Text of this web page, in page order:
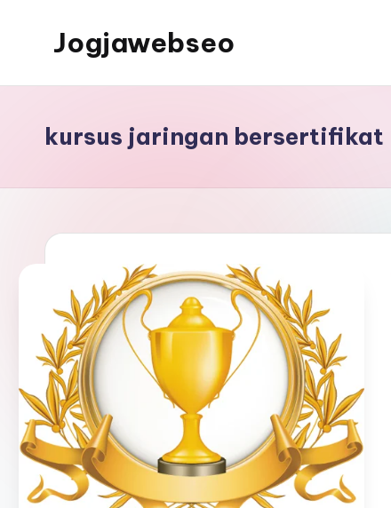
Jogjawebseo
kursus jaringan bersertifikat